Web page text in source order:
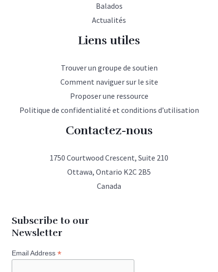
Balados
Actualités
Liens utiles
Trouver un groupe de soutien
Comment naviguer sur le site
Proposer une ressource
Politique de confidentialité et conditions d’utilisation
Contactez-nous
1750 Courtwood Crescent, Suite 210
Ottawa, Ontario K2C 2B5
Canada
Subscribe to our
Newsletter
Email Address *